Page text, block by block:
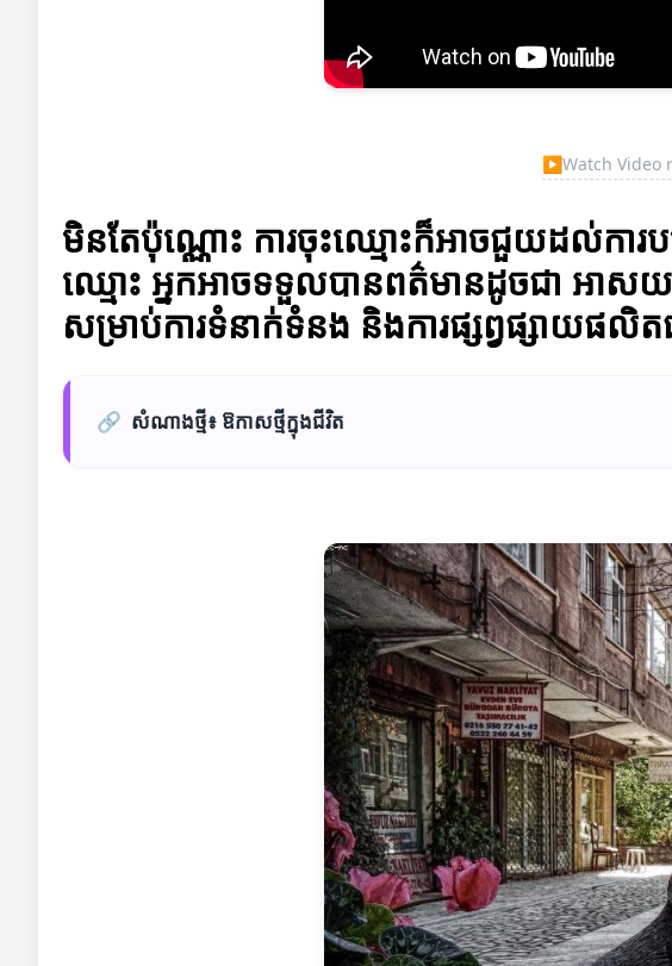
▶Watch Video
មិនតែប៉ុណ្ណោះ ការចុះឈ្មោះក៏អាចជួយដល់ការ
ឈ្មោះ អ្នកអាចទទួលបានពត៌មានដូចជា អាសយ
សម្រាប់ការទំនាក់ទំនង និងការផ្សព្វផ្សាយផលិ
🔗 សំណាងថ្មី៖ ឱកាសថ្មីក្នុងជីវិត